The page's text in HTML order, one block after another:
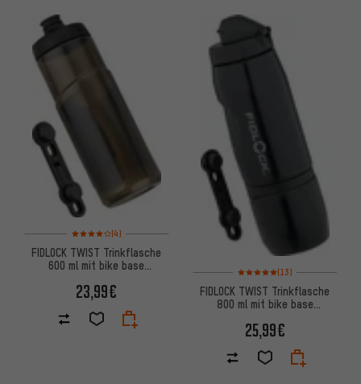
Bewertungen: 4 von 5 basierend auf 4 Bewertungen
(4)
FIDLOCK TWIST Trinkflasche
600 ml mit bike base
23,99€
Bewertungen: 5 von 5
(13)
FIDLOCK TWIST Trinkflasche
800 ml mit bike base
25,99€